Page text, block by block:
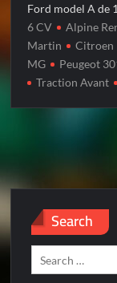
Ford model A de
6 CV Alpine
Martin
Citroen
MG
Peugeot
Traction Avant
Search